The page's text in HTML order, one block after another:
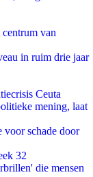
van
in ruim drie jaar
Ceuta
mening, laat
voor schade door
32
die mensen